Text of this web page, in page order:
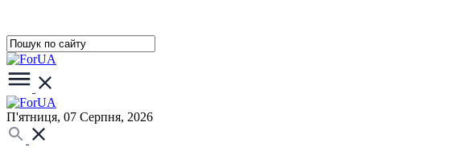
П'ятниця, 07 Серпня, 2026